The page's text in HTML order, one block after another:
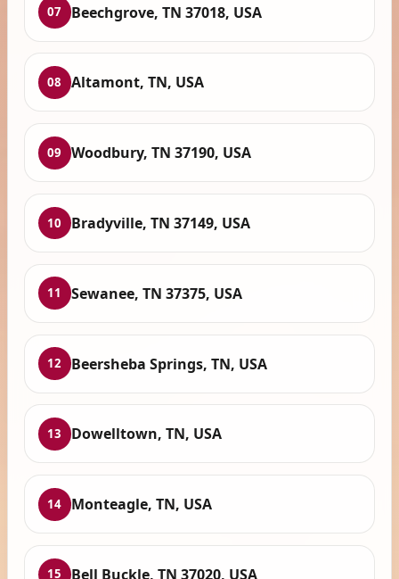
07 Beechgrove, TN 37018, USA
08 Altamont, TN, USA
09 Woodbury, TN 37190, USA
10 Bradyville, TN 37149, USA
11 Sewanee, TN 37375, USA
12 Beersheba Springs, TN, USA
13 Dowelltown, TN, USA
14 Monteagle, TN, USA
15 Bell Buckle, TN 37020, USA